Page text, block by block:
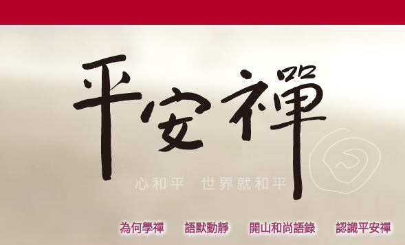
為何學禪 語默動靜 開山和尚語錄 認識平安禪